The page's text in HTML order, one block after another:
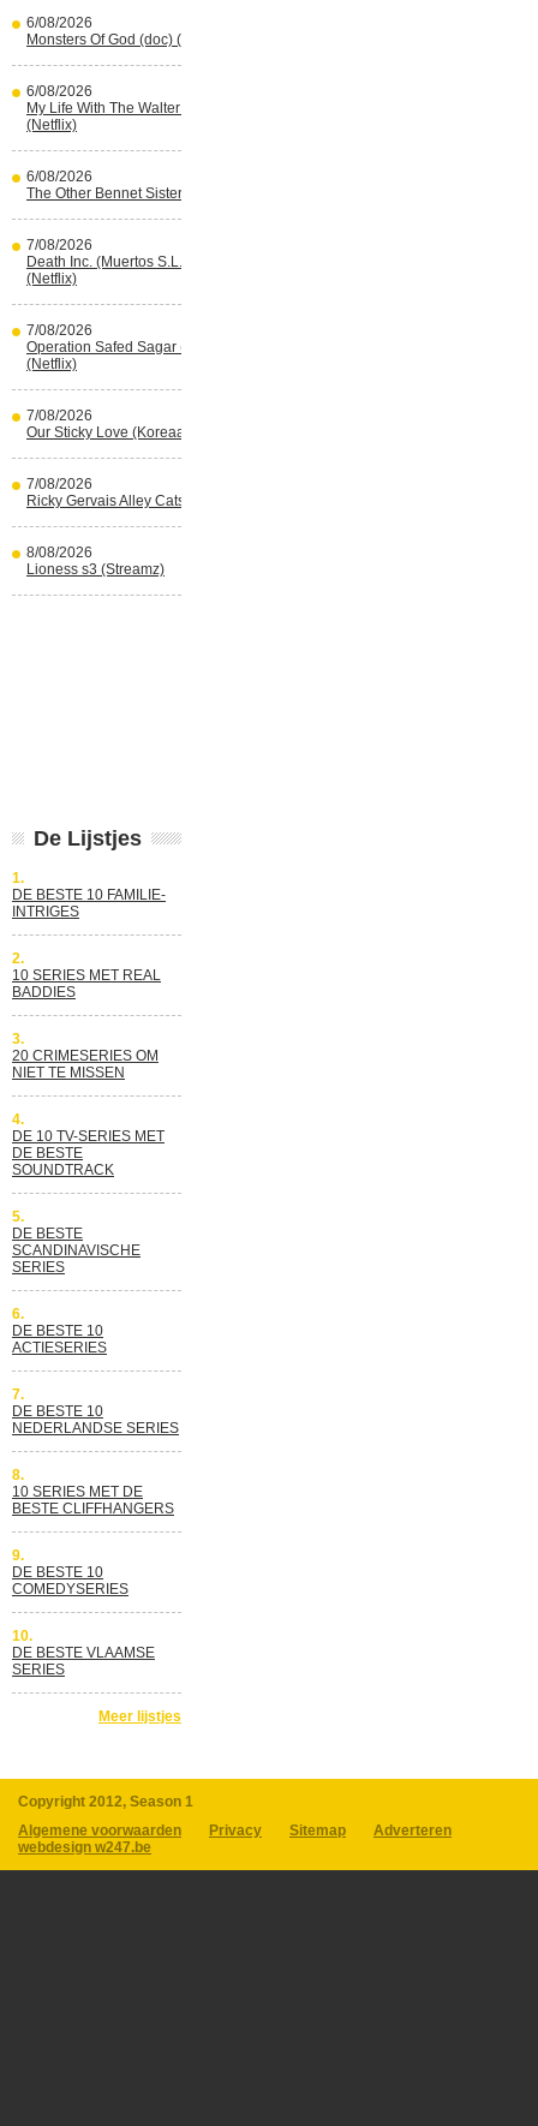
6/08/2026
Monsters Of God (doc) (HBO Max)
6/08/2026
My Life With The Walter Boys s3
(Netflix)
6/08/2026
The Other Bennet Sister (HBO Max)
7/08/2026
Death Inc. (Muertos S.L.) s4 (Spaans)
(Netflix)
7/08/2026
Operation Safed Sagar (Indisch)
(Netflix)
7/08/2026
Our Sticky Love (Koreaans) (Netflix)
7/08/2026
Ricky Gervais Alley Cats (Netflix)
8/08/2026
Lioness s3 (Streamz)
De Lijstjes
1.
DE BESTE 10 FAMILIE-
INTRIGES
2.
10 SERIES MET REAL
BADDIES
3.
20 CRIMESERIES OM
NIET TE MISSEN
4.
DE 10 TV-SERIES MET
DE BESTE
SOUNDTRACK
5.
DE BESTE
SCANDINAVISCHE
SERIES
6.
DE BESTE 10
ACTIESERIES
7.
DE BESTE 10
NEDERLANDSE SERIES
8.
10 SERIES MET DE
BESTE CLIFFHANGERS
9.
DE BESTE 10
COMEDYSERIES
10.
DE BESTE VLAAMSE
SERIES
Meer lijstjes
Copyright 2012, Season 1
Algemene voorwaarden
Privacy Sitemap
Adverteren
webdesign w247.be